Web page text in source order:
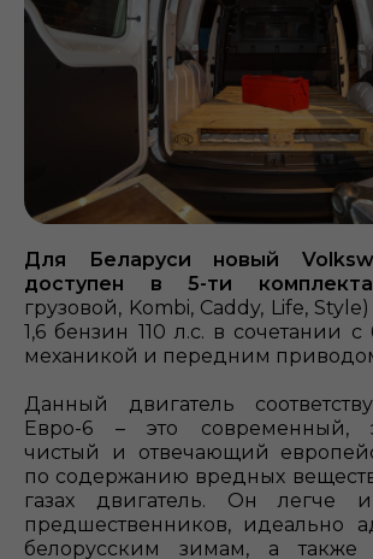
Для Беларуси новый
доступен в 5-ти
грузовой, Kombi, Caddy, Life,
1,6 бензин 110 л.с. в сочетании с
механикой и передним
Данный двигатель
Евро-6 – это современный,
чистый и отвечающий
по содержанию вредных
газах двигатель. Он легче
предшественников, идеально
белорусским зимам, а также